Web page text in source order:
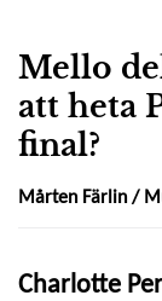
Mello
att heta
final?
Mårten Färlin /
Charlotte